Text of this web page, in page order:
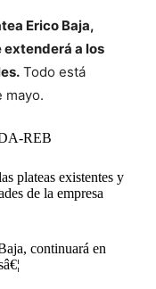
Erico Baja,
extenderá a los
Todo está
mayo.
REB
plateas existentes y
de la empresa
continuará en